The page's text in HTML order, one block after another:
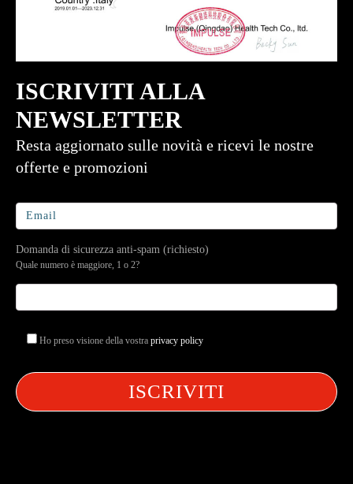
ISCRIVITI ALLA
NEWSLETTER
Resta aggiornato sulle novità e ricevi le nostre
offerte e promozioni
Domanda di sicurezza anti-spam (richiesto)
Quale numero è maggiore, 1 o 2?
Ho preso visione della vostra privacy policy